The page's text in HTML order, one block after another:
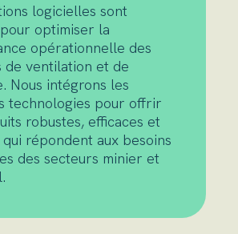
logicielles sont
optimiser la
opérationnelle des
de ventilation et de
Nous intégrons les
technologies pour offrir
robustes, efficaces et
répondent aux besoins
des secteurs minier et